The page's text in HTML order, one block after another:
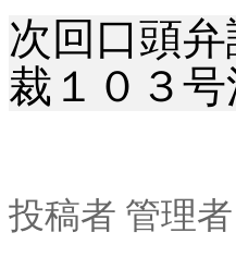
次回口頭
裁１０３
投稿者 管理者